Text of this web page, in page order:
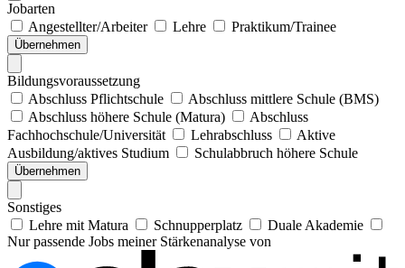
Jobarten
Angestellter/Arbeiter
Lehre Praktikum/Trainee
Übernehmen
Bildungsvoraussetzung
Abschluss Pflichtschule
Abschluss mittlere Schule (BMS)
Abschluss höhere Schule (Matura)
Abschluss
Fachhochschule/Universität
Lehrabschluss
Aktive
Ausbildung/aktives Studium
Schulabbruch höhere Schule
Übernehmen
Sonstiges
Lehre mit Matura
Schnupperplatz
Duale Akademie
Nur passende Jobs meiner Stärkenanalyse von